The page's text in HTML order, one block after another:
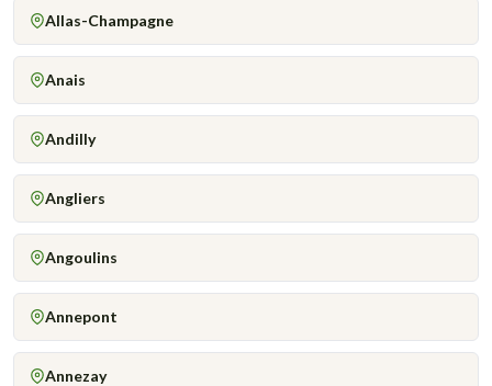
Allas-Champagne
Anais
Andilly
Angliers
Angoulins
Annepont
Annezay